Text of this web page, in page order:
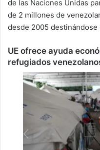
de las Naciones Unidas
de 2 millones de
desde 2005
UE ofrece ayuda
refugiados